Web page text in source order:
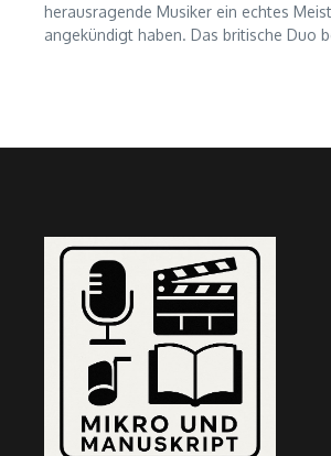
herausragende Musiker ein echtes
angekündigt haben. Das britische Duo